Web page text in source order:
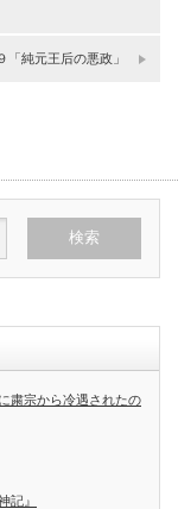
「純元王后の悪政」
粛宗から冷遇されたの
記』